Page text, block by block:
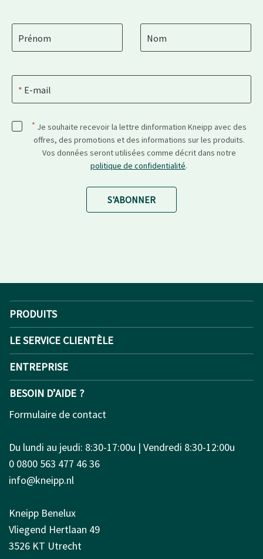
Prénom Nom
E-mail
* Je souhaite recevoir la lettre dinformation Kneipp avec des
offres, des promotions et des informations sur les produits.
Vos données seront utilisées comme décrit dans notre
politique de confidentialité.
S'ABONNER
PRODUITS
LE SERVICE CLIENTÈLE
ENTREPRISE
BESOIN D’AIDE ?
Formulaire de contact
Du lundi au jeudi: 8:30-17:00u | Vendredi 8:30-12:00u
0 0800 563 477 46 36
info@kneipp.nl
Kneipp Benelux
Vliegend Hertlaan 49
3526 KT Utrecht